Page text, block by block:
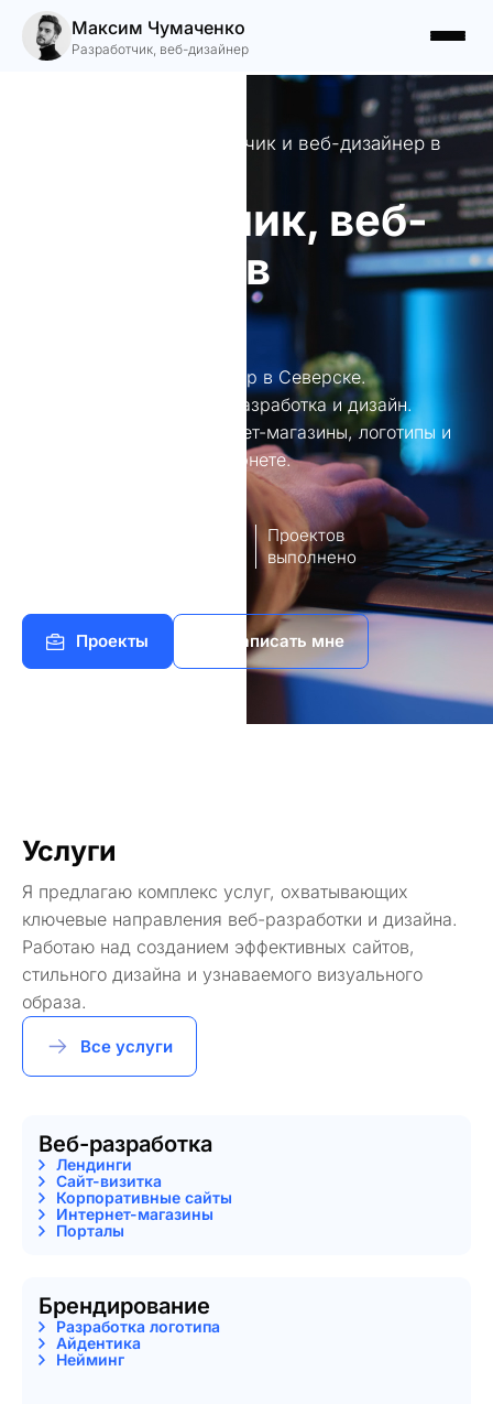
Максим Чумаченко
Разработчик, веб-дизайнер
Ваш надежный разработчик и веб-дизайнер в
Разработчик, веб-
дизайнер в
Разработчик, веб-дизайнер в Северске.
Профессиональная веб-разработка и дизайн.
Создаю лендинги, интернет-магазины, логотипы и
продвигаю бизнес в интернете.
Проектов
выполнено
Проекты Написать мне
Услуги
Я предлагаю комплекс услуг, охватывающих
ключевые направления веб-разработки и дизайна.
Работаю над созданием эффективных сайтов,
стильного дизайна и узнаваемого визуального
образа.
Все услуги
Веб-разработка
Лендинги
Сайт-визитка
Корпоративные сайты
Интернет-магазины
Порталы
Брендирование
Разработка логотипа
Айдентика
Нейминг